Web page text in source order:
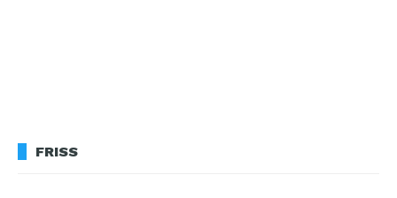
FRISS